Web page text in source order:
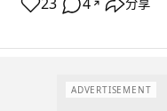
23 4 ↗ 分享
ADVERTISEMENT